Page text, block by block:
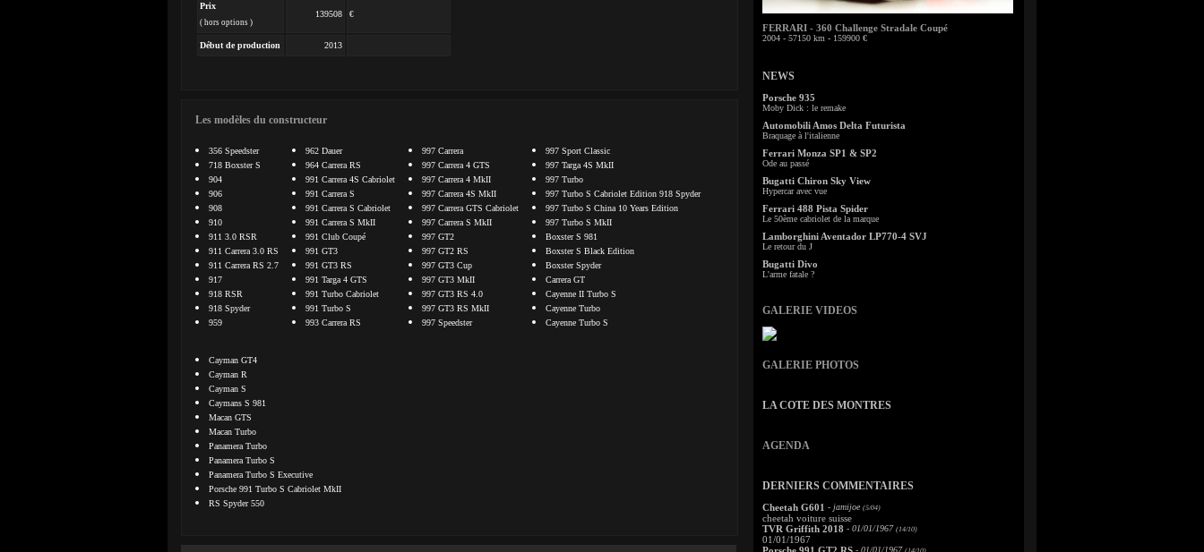
Prix
( hors options )
139508 €
Début de production 2013
Les modèles du constructeur
356 Speedster
718 Boxster S
904
906
908
910
911 3.0 RSR
911 Carrera 3.0 RS
911 Carrera RS 2.7
917
918 RSR
918 Spyder
959
962 Dauer
964 Carrera RS
991 Carrera 4S Cabriolet
991 Carrera S
991 Carrera S Cabriolet
991 Carrera S MkII
991 Club Coupé
991 GT3
991 GT3 RS
991 Targa 4 GTS
991 Turbo Cabriolet
991 Turbo S
993 Carrera RS
997 Carrera
997 Carrera 4 GTS
997 Carrera 4 MkII
997 Carrera 4S MkII
997 Carrera GTS Cabriolet
997 Carrera S MkII
997 GT2
997 GT2 RS
997 GT3 Cup
997 GT3 MkII
997 GT3 RS 4.0
997 GT3 RS MkII
997 Speedster
997 Sport Classic
997 Targa 4S MkII
997 Turbo
997 Turbo S Cabriolet Edition 918 Spyder
997 Turbo S China 10 Years Edition
997 Turbo S MkII
Boxster S 981
Boxster S Black Edition
Boxster Spyder
Carrera GT
Cayenne II Turbo S
Cayenne Turbo
Cayenne Turbo S
Cayman GT4
Cayman R
Cayman S
Caymans S 981
Macan GTS
Macan Turbo
Panamera Turbo
Panamera Turbo S
Panamera Turbo S Executive
Porsche 991 Turbo S Cabriolet MkII
RS Spyder 550
FERRARI - 360 Challenge Stradale Coupé
2004 - 57150 km - 159900 €
NEWS
Porsche 935
Moby Dick : le remake
Automobili Amos Delta Futurista
Braquage à l'italienne
Ferrari Monza SP1 & SP2
Ode au passé
Bugatti Chiron Sky View
Hypercar avec vue
Ferrari 488 Pista Spider
Le 50ème cabriolet de la marque
Lamborghini Aventador LP770-4 SVJ
Le retour du J
Bugatti Divo
L'arme fatale ?
GALERIE VIDEOS
GALERIE PHOTOS
LA COTE DES MONTRES
AGENDA
DERNIERS COMMENTAIRES
Cheetah G601 - jamijoe (5/04)
cheetah voiture suisse
TVR Griffith 2018 - 01/01/1967 (14/10)
01/01/1967
- 01/01/1967